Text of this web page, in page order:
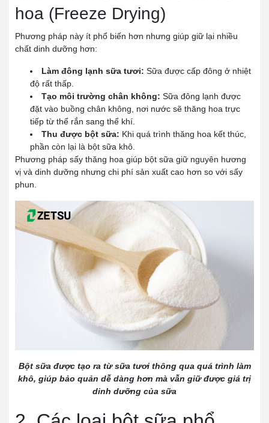
hoa (Freeze Drying)
Phương pháp này ít phổ biến hơn nhưng giúp giữ lại nhiều
chất dinh dưỡng hơn:
Làm đông lạnh sữa tươi: Sữa được cấp đông ở nhiệt
độ rất thấp.
Tạo môi trường chân không: Sữa đông lạnh được
đặt vào buồng chân không, nơi nước sẽ thăng hoa trực
tiếp từ thể rắn sang thể khí.
Thu được bột sữa: Khi quá trình thăng hoa kết thúc,
phần còn lại là bột sữa khô.
Phương pháp sấy thăng hoa giúp bột sữa giữ nguyên hương
vị và dinh dưỡng nhưng chi phí sản xuất cao hơn so với sấy
phun.
Bột sữa được tạo ra từ sữa tươi thông qua quá trình làm
khô, giúp bảo quản dễ dàng hơn mà vẫn giữ được giá trị
dinh dưỡng của sữa